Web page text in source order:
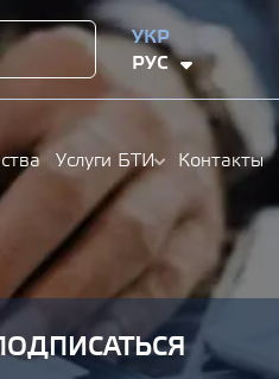
УКР
РУС
Услуги БТИ Контакты